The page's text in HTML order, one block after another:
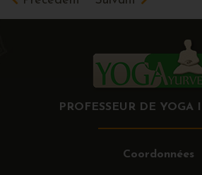
PROFESSEUR DE YOGA
Coordonnées